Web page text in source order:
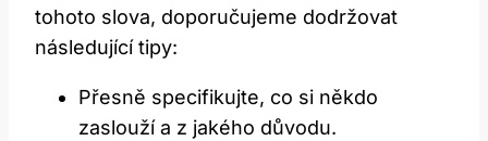
tohoto slova, doporučujeme dodržovat
následující tipy:
Přesně specifikujte, co si někdo
zaslouží a z jakého důvodu.